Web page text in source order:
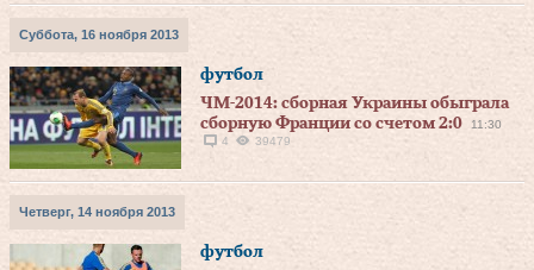
Суббота, 16 ноября 2013
футбол
ЧМ-2014: сборная Украины обыграла
сборную Франции со счетом 2:0
11:30
4
39479
Четверг, 14 ноября 2013
футбол